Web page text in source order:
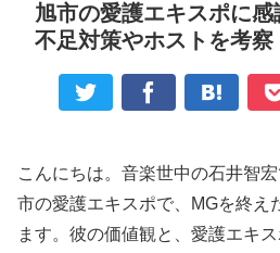
旭市の愛護エキスポに
不足対策やホストを考察
こんにちは。音楽世中の石井智
市の愛護エキスポで、MGを終え
ます。彼の価値観と、愛護エキ